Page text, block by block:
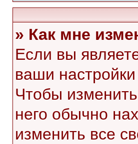
» Как мне
Если вы
ваши
Чтобы
него обычно
изменить все